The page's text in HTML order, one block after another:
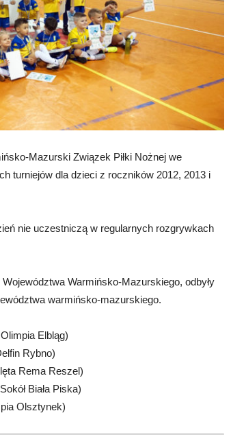
Mazurski Związek Piłki Nożnej we
turniejów dla dzieci z roczników 2012, 2013 i
nie uczestniczą w regularnych rozgrywkach
Warmińsko-Mazurskiego, odbyły
warmińsko-mazurskiego.
Elbląg)
Rybno)
Rema Reszel)
Biała Piska)
Olsztynek)